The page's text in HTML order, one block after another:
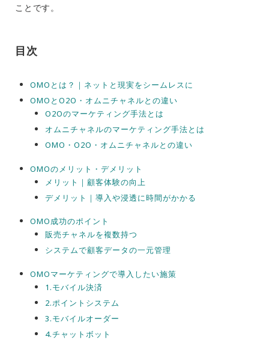
ことです。
目次
OMOとは？｜ネットと現実をシームレスに
OMOとO2O・オムニチャネルとの違い
O2Oのマーケティング手法とは
オムニチャネルのマーケティング手法とは
OMO・O2O・オムニチャネルとの違い
OMOのメリット・デメリット
メリット｜顧客体験の向上
デメリット｜導入や浸透に時間がかかる
OMO成功のポイント
販売チャネルを複数持つ
システムで顧客データの一元管理
OMOマーケティングで導入したい施策
1.モバイル決済
2.ポイントシステム
3.モバイルオーダー
4.チャットボット